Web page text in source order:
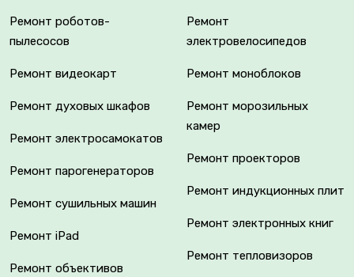
Ремонт роботов-
пылесосов
Ремонт видеокарт
Ремонт духовых шкафов
Ремонт электросамокатов
Ремонт парогенераторов
Ремонт сушильных машин
Ремонт iPad
Ремонт объективов
Ремонт
электровелосипедов
Ремонт моноблоков
Ремонт морозильных
камер
Ремонт проекторов
Ремонт индукционных плит
Ремонт электронных книг
Ремонт тепловизоров